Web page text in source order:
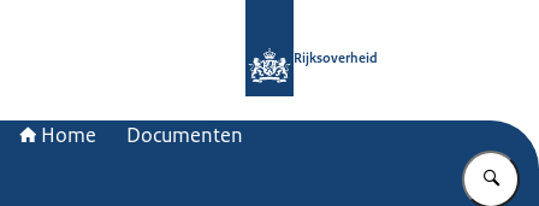
Rijksoverheid
Home Documenten